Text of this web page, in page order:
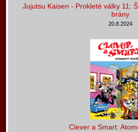
Jujutsu Kaisen - Prokleté války 11:
brány
20.8.2024
Clever a Smart: